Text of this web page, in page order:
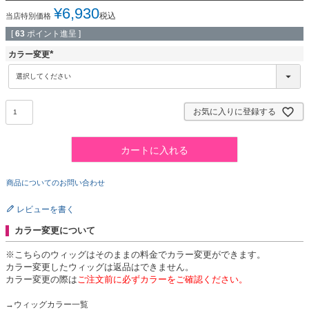
当店特別価格 ¥6,930税込
[ 63 ポイント進呈 ]
カラー変更
(
必
須
)
お気に入りに登録する
カートに入れる
商品についてのお問い合わせ
レビューを書く
カラー変更について
※こちらのウィッグはそのままの料金でカラー変更ができます。
カラー変更したウィッグは返品はできません。
カラー変更の際は ご注文前に必ずカラーをご確認ください。
→ウィッグカラー一覧